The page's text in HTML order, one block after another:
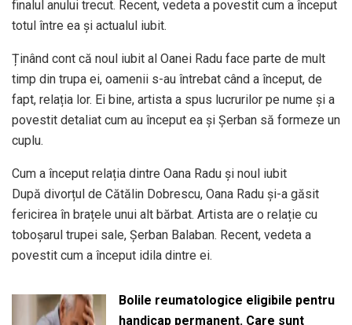
finalul anului trecut. Recent, vedeta a povestit cum a început
totul între ea și actualul iubit.
Ținând cont că noul iubit al Oanei Radu face parte de mult
timp din trupa ei, oamenii s-au întrebat când a început, de
fapt, relația lor. Ei bine, artista a spus lucrurilor pe nume și a
povestit detaliat cum au început ea și Șerban să formeze un
cuplu.
Cum a început relația dintre Oana Radu și noul iubit
După divorțul de Cătălin Dobrescu, Oana Radu și-a găsit
fericirea în brațele unui alt bărbat. Artista are o relație cu
toboșarul trupei sale, Șerban Balaban. Recent, vedeta a
povestit cum a început idila dintre ei.
Bolile reumatologice eligibile pentru
handicap permanent. Care sunt